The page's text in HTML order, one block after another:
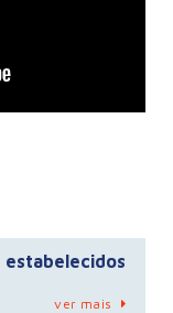
estabelecidos
ver mais